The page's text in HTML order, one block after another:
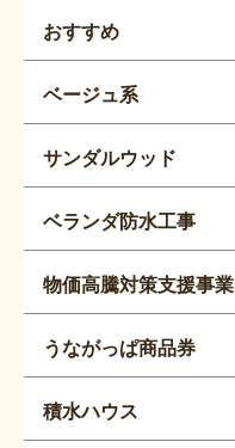
おすすめ
ベージュ系
サンダルウッド
ベランダ防水工事
物価高騰対策支援事業
うながっぱ商品券
積水ハウス